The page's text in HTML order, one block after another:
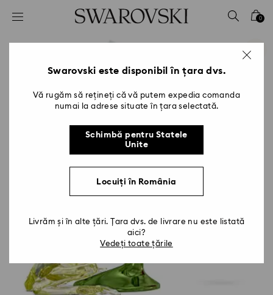
Accesskeys list
2 - Subsol
0
Swarovski este disponibil în țara dvs.
Vă rugăm să rețineți că vă putem expedia comanda
numai la adrese situate în țara selectată.
Schimbă pentru Statele
Unite
Locuiți în România
Livrăm și în alte țări. Țara dvs. de livrare nu este listată
aici?
Vedeți toate țările